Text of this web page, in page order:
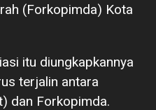
(Forkopimda) Kota
itu diungkapkannya
terjalin antara
dan Forkopimda.